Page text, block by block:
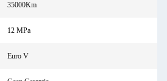
35000Km
12 MPa
Euro V